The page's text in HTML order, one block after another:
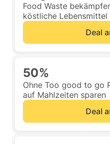
Food Waste
köstliche
Deal
50%
Ohne Too good to go
auf Mahlzeiten sparen
Deal